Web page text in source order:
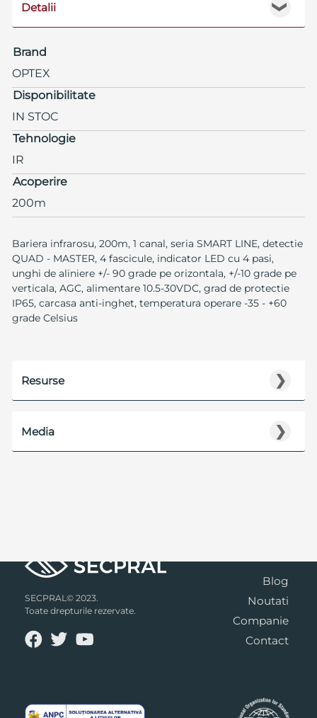
❯
Detalii
Brand
OPTEX
Disponibilitate
IN STOC
Tehnologie
IR
Acoperire
200m
Bariera infrarosu, 200m, 1 canal, seria SMART LINE, detectie
QUAD - MASTER, 4 fascicule, indicator LED cu 4 pasi,
unghi de aliniere +/- 90 grade pe orizontala, +/-10 grade pe
verticala, AGC, alimentare 10.5-30VDC, grad de protectie
IP65, carcasa anti-inghet, temperatura operare -35 - +60
grade Celsius
❯
Resurse
❯
Media
SECPRAL© 2023.
Toate drepturile rezervate.
Blog
Noutati
Companie
Contact